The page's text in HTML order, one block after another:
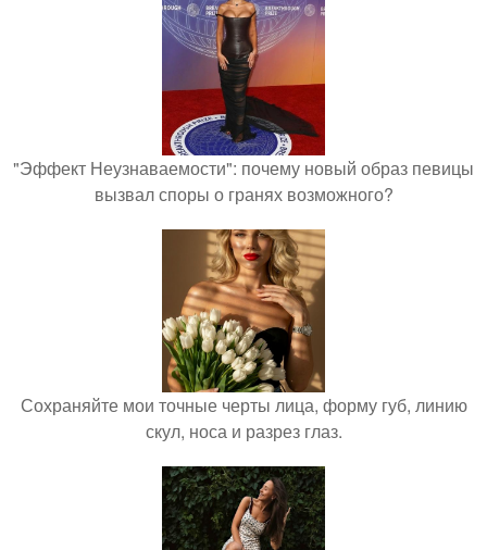
"Эффект Неузнаваемости": почему новый образ певицы
вызвал споры о гранях возможного?
Сохраняйте мои точные черты лица, форму губ, линию
скул, носа и разрез глаз.